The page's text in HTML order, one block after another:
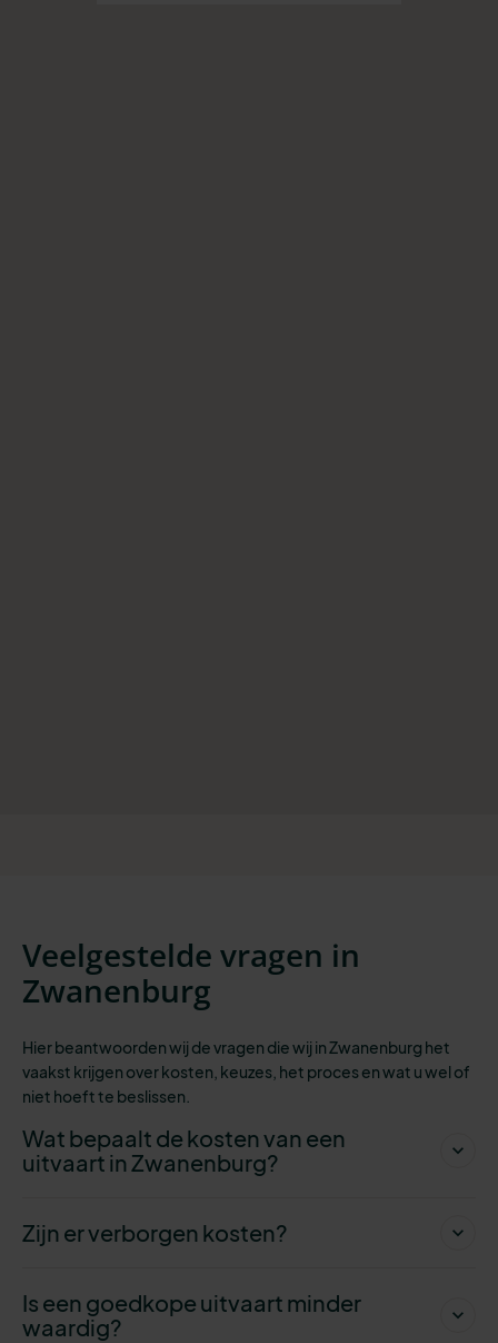
Veelgestelde vragen in
Zwanenburg
Hier beantwoorden wij de vragen die wij in Zwanenburg het
vaakst krijgen over kosten, keuzes, het proces en wat u wel of
niet hoeft te beslissen.
Wat bepaalt de kosten van een
uitvaart in Zwanenburg?
Zijn er verborgen kosten?
Is een goedkope uitvaart minder
waardig?